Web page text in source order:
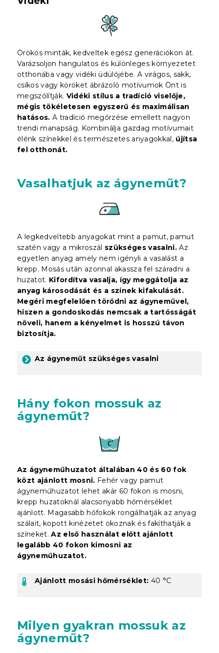
Örökös minták, kedveltek egész generációkon át.
Varázsoljon hangulatos és különleges környezetet
otthonába vagy vidéki üdülőjébe. A virágos, sakk,
csíkos vagy köröket ábrázoló motívumok Önt is
megszólítják. Vidéki stílus a tradíció viselője,
mégis tökéletesen egyszerű és maximálisan
hatásos. A tradíció megőrzése emellett nagyon
trendi manapság. Kombinálja gazdag motívumait
élénk színekkel és természetes anyagokkal, újítsa
fel otthonát.
Vasalhatjuk az ágyneműt?
A legkedveltebb anyagokat mint a pamut, pamut
szatén vagy a mikroszál szükséges vasalni. Az
egyetlen anyag amely nem igényli a vasalást a
krepp. Mosás után azonnal akassza fel száradni a
huzatot. Kifordítva vasalja, így meggátolja az
anyag károsodását és a színek kifakulását.
Megéri megfelelően törődni az ágyneművel,
hiszen a gondoskodás nemcsak a tartósságát
növeli, hanem a kényelmet is hosszú távon
biztosítja.
Az ágyneműt szükséges vasalni
Hány fokon mossuk az
ágyneműt?
Az ágyneműhuzatot általában 40 és 60 fok
közt ajánlott mosni. Fehér vagy pamut
ágyneműhuzatot lehet akár 60 fokon is mosni,
krepp huzatoknál alacsonyabb hőmérséklet
ajánlott. Magasabb hőfokok rongálhatják az anyag
szálait, kopott kinézetet okoznak és fakíthatják a
színeket. Az első használat előtt ajánlott
legalább 40 fokon kimosni az
ágyneműhuzatot.
Ajánlott mosási hőmérséklet: 40 °C
Milyen gyakran mossuk az
ágyneműt?